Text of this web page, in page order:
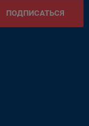
ПОДПИСАТЬСЯ